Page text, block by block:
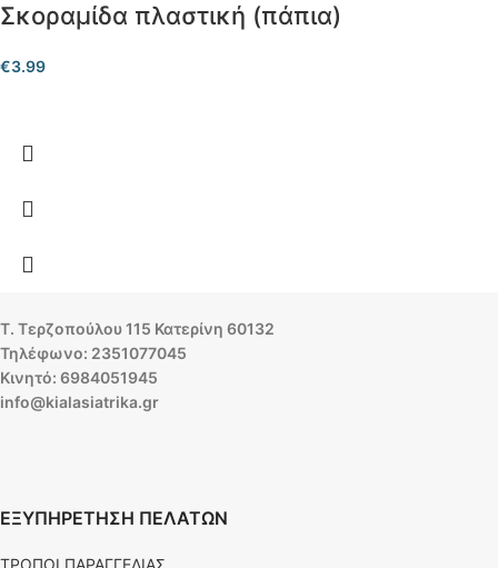
Σκοραμίδα πλαστική (πάπια)
€3.99
Τ. Τερζοπούλου 115 Κατερίνη 60132
Τηλέφωνο: 2351077045
Κινητό: 6984051945
info@kialasiatrika.gr
ΕΞΥΠΗΡΕΤΗΣΗ ΠΕΛΑΤΩΝ